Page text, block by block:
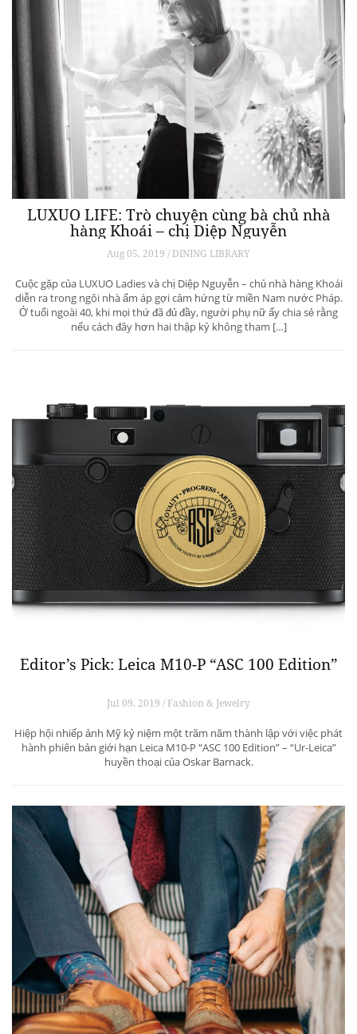
LUXUO LIFE: Trò chuyện cùng bà chủ nhà
hàng Khoái – chị Diệp Nguyễn
Aug 05, 2019 / DINING LIBRARY
Cuộc gặp của LUXUO Ladies và chị Diệp Nguyễn – chủ nhà hàng Khoái
diễn ra trong ngôi nhà ấm áp gợi cảm hứng từ miền Nam nước Pháp.
Ở tuổi ngoài 40, khi mọi thứ đã đủ đầy, người phụ nữ ấy chia sẻ rằng
nếu cách đây hơn hai thập kỷ không tham […]
Editor’s Pick: Leica M10-P “ASC 100 Edition”
Jul 09, 2019 / Fashion & Jewelry
Hiệp hội nhiếp ảnh Mỹ kỷ niệm một trăm năm thành lập với việc phát
hành phiên bản giới hạn Leica M10-P “ASC 100 Edition” – “Ur-Leica”
huyền thoại của Oskar Barnack.